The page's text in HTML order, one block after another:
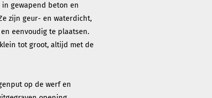
gewapend beton en
zijn geur- en waterdicht,
eenvoudig te plaatsen.
tot groot, altijd met de
op de werf en